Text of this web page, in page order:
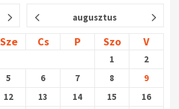
augusztus
Sze Cs P Szo V
1
2
5 6 7 8
9
12 13 14 15 16